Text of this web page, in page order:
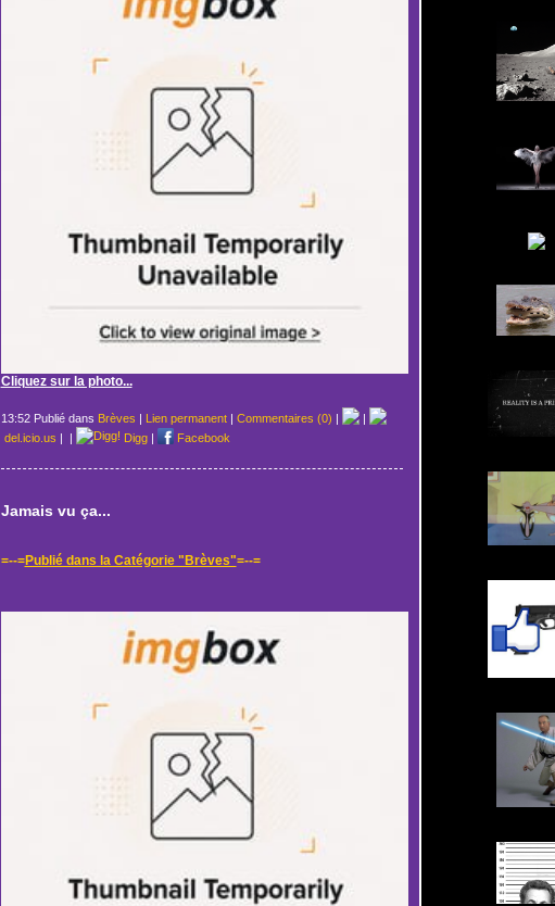
Cliquez sur la photo...
13:52 Publié dans Brèves | Lien permanent| Commentaires (0) |
|
del.icio.us | | Digg| Facebook
Jamais vu ça...
=--=Publié dans la Catégorie "Brèves"=--=